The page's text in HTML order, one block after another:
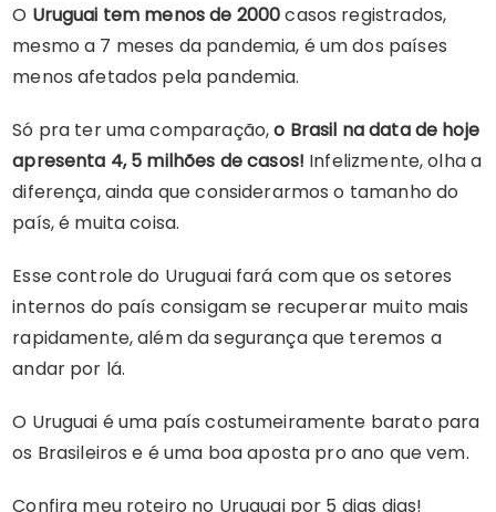
O Uruguai tem menos de 2000casos registrados,
mesmo a 7 meses da pandemia, é um dos países
menos afetados pela pandemia.
Só pra ter uma comparação,o Brasil na data de hoje
apresenta 4, 5 milhões de casos! Infelizmente, olha a
diferença, ainda que considerarmos o tamanho do
país, é muita coisa.
Esse controle do Uruguai fará com que os setores
internos do país consigam se recuperar muito mais
rapidamente, além da segurança que teremos a
andar por lá.
O Uruguai é uma país costumeiramente barato para
os Brasileiros e é uma boa aposta pro ano que vem.
Confira meu roteiro no Uruguai por 5 dias dias!